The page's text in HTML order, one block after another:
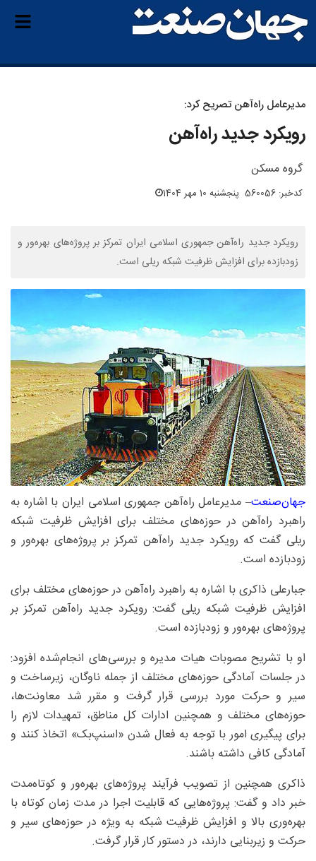
مدیرعامل راه‌آهن تصریح کرد:
رویکرد جدید راه‌آهن
گروه مسکن
کدخبر: 560056 پنجشنبه 10 مهر 1404
رویکرد جدید راه‌آهن جمهوری اسلامی ایران تمرکز بر پروژه‌های بهره‌ور و
زودبازده برای افزایش ظرفیت شبکه ریلی است.
جهان‌صنعت– مدیرعامل راه‌آهن جمهوری اسلامی ایران با اشاره به
راهبرد راه‌آهن در حوزه‌های مختلف برای افزایش ظرفیت شبکه
ریلی گفت که رویکرد جدید راه‌آهن تمرکز بر پروژه‌های بهره‌ور و
زودبازده است.
جبارعلی ذاکری با اشاره به راهبرد راه‌آهن در حوزه‌های مختلف برای
افزایش ظرفیت شبکه ریلی گفت: رویکرد جدید راه‌آهن تمرکز بر
پروژه‌های بهره‌ور و زودبازده است.
او با تشریح مصوبات هیات مدیره و بررسی‌های انجام‌شده افزود:
در جلسات آمادگی حوزه‌های مختلف از جمله ناوگان، زیرساخت و
سیر و حرکت مورد بررسی قرار گرفت و مقرر شد معاونت‌ها،
حوزه‌های مختلف و همچنین ادارات کل مناطق، تمهیدات لازم را
برای پیگیری امور با توجه به فعال شدن «اسنپ‌بک» اتخاذ کنند و
آمادگی کافی داشته باشند.
ذاکری همچنین از تصویب فرآیند پروژه‌های بهره‌ور و کوتاه‌مدت
خبر داد و گفت: پروژه‌هایی که قابلیت اجرا در مدت زمان کوتاه با
بهره‌وری بالا و افزایش ظرفیت شبکه به ویژه در حوزه‌های سیر و
حرکت و زیربنایی دارند، در دستور کار قرار گرفت.